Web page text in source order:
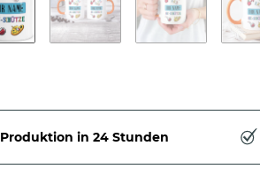
Produktion in 24 Stunden